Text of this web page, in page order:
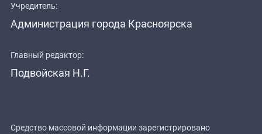
Учредитель:
Администрация города Красноярска
Главный редактор:
Подвойская Н.Г.
Средство массовой информации зарегистрировано